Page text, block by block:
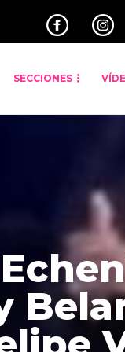
SECCIONES